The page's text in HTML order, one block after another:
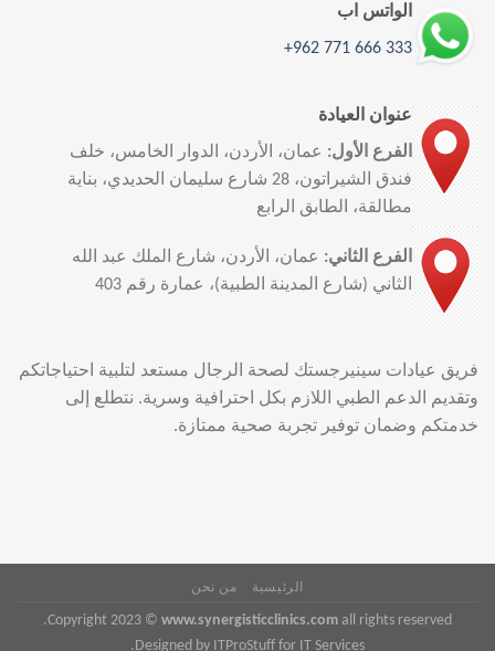
الواتس اب
333 666 771 962+
عنوان العيادة
الفرع الأول: عمان، الأردن، الدوار الخامس، خلف
فندق الشيراتون، 28 شارع سليمان الحديدي، بناية
مطالقة، الطابق الرابع
الفرع الثاني: عمان، الأردن، شارع الملك عبد الله
الثاني (شارع المدينة الطبية)، عمارة رقم 403
فريق عيادات سينيرجستك لصحة الرجال مستعد لتلبية احتياجاتكم
وتقديم الدعم الطبي اللازم بكل احترافية وسرية. نتطلع إلى
خدمتكم وضمان توفير تجربة صحية ممتازة.
الرئيسية من نحن
Copyright 2023 © www.synergisticclinics.com all rights reserved.
Designed by ITProStuff for IT Services.